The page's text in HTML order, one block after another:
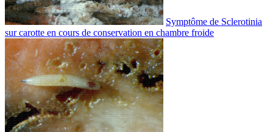
Symptôme de Sclerotinia
sur carotte en cours de conservation en chambre froide